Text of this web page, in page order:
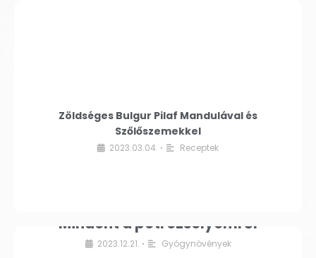
Zöldséges Bulgur Pilaf Mandulával és
Szőlőszemekkel
2023.03.04. • Receptek
Mindent a petrezselyemről
2023.12.21. • Gyógynövények